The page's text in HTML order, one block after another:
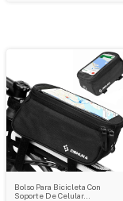
Bolso Para Bicicleta Con
Soporte De Celular